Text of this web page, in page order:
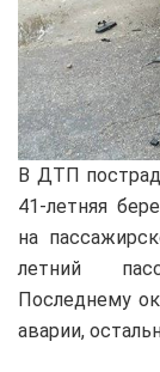
В ДТП
41-летняя
на
летний
Последнему
аварии,